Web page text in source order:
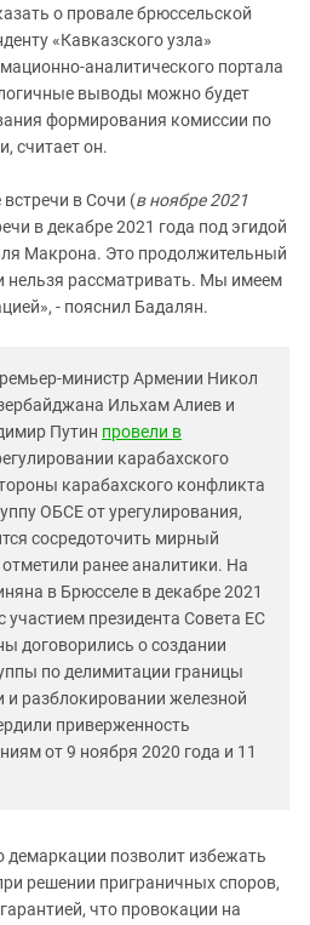
о провале брюссельской
«Кавказского узла»
аналитического портала
выводы можно будет
формирования комиссии по
считает он.
в Сочи (в ноябре 2021
в декабре 2021 года под эгидой
Макрона. Это продолжительный
нельзя рассматривать. Мы имеем
- пояснил Бадалян.
министр Армении Никол
Ильхам Алиев и
Путин провели в
карабахского
карабахского конфликта
ОБСЕ от урегулирования,
сосредоточить мирный
отметили ранее аналитики. На
в Брюсселе в декабре 2021
участием президента Совета ЕС
договорились о создании
по делимитации границы
разблокировании железной
приверженность
от 9 ноября 2020 года и 11
демаркации позволит избежать
решении приграничных споров,
что провокации на